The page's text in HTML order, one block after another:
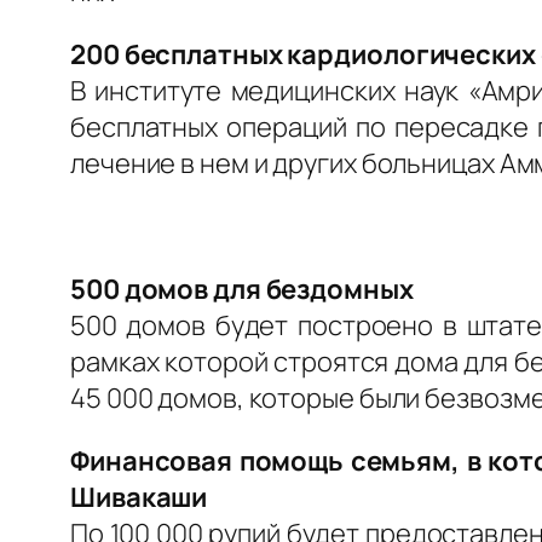
200 бесплатных
В институте медицинских наук
бесплатных операций по
лечение в нем и других больницах
500 домов для бездомных
500 домов будет построено в
рамках которой строятся дома для
45 000 домов, которые были
Финансовая помощь семьям, в
Шивакаши
По 100 000 рупий будет